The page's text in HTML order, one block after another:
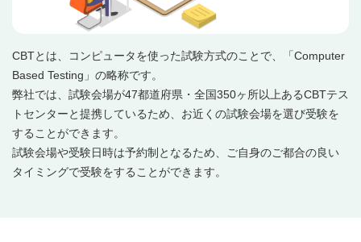
CBTとは、コンピュータを使った試験方式のことで、「Computer
Based Testing」の略称です。
弊社では、試験会場が47都道府県・全国350ヶ所以上あるCBTテス
トセンターと提携しているため、お近くの試験会場を選び受験を
することができます。
試験会場や受験日時は予約制となるため、ご自身のご都合の良い
タイミングで受験をすることができます。